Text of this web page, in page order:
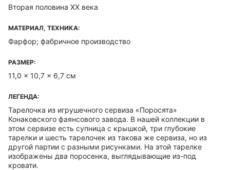
Вторая половина XX века
МАТЕРИАЛ, ТЕХНИКА:
Фарфор; фабричное производство
РАЗМЕР:
11,0 x 10,7 x 6,7 см
ЛЕГЕНДА:
Тарелочка из игрушечного сервиза «Поросята»
Конаковского фаянсового завода. В нашей коллекции в
этом сервизе есть супница с крышкой, три глубокие
тарелки и шесть тарелочек из такова же сервиза, но из
другой партии с разными рисунками. На этой тарелке
изображены два поросенка, выглядывающие из-под
кровати.